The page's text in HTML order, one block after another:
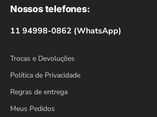
Nossos telefones:
11 94998-0862 (WhatsApp)
Trocas e Devoluções
Política de Privacidade
Regras de entrega
Meus Pedidos